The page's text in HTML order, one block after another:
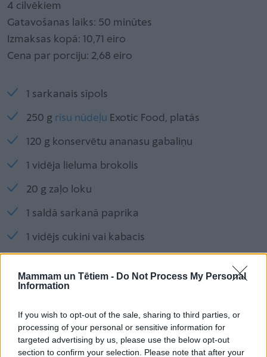
Mammam un Tētiem - Do Not Process My Personal
Information
If you wish to opt-out of the sale, sharing to third parties, or
processing of your personal or sensitive information for
targeted advertising by us, please use the below opt-out
section to confirm your selection. Please note that after your
4 cilvēkiem
Gatavošanas laiks: 50 minūtes
Izmaksas kopā: 10,71 eiro
Cena par porciju: 2,68 eiro
1 sarkanais sīpols
250 g rīsu nūdeļu Exotic Food, platās
120 g konservētu ananasu gabaliņu
1 vidēja lieluma brokolis
20 g zaļo loku
1 saldā sarkanā paprika
1 vidējs cukini vai kabacis
eļļa cepšanai
Mērcei:
200 ml saldā čili mērces